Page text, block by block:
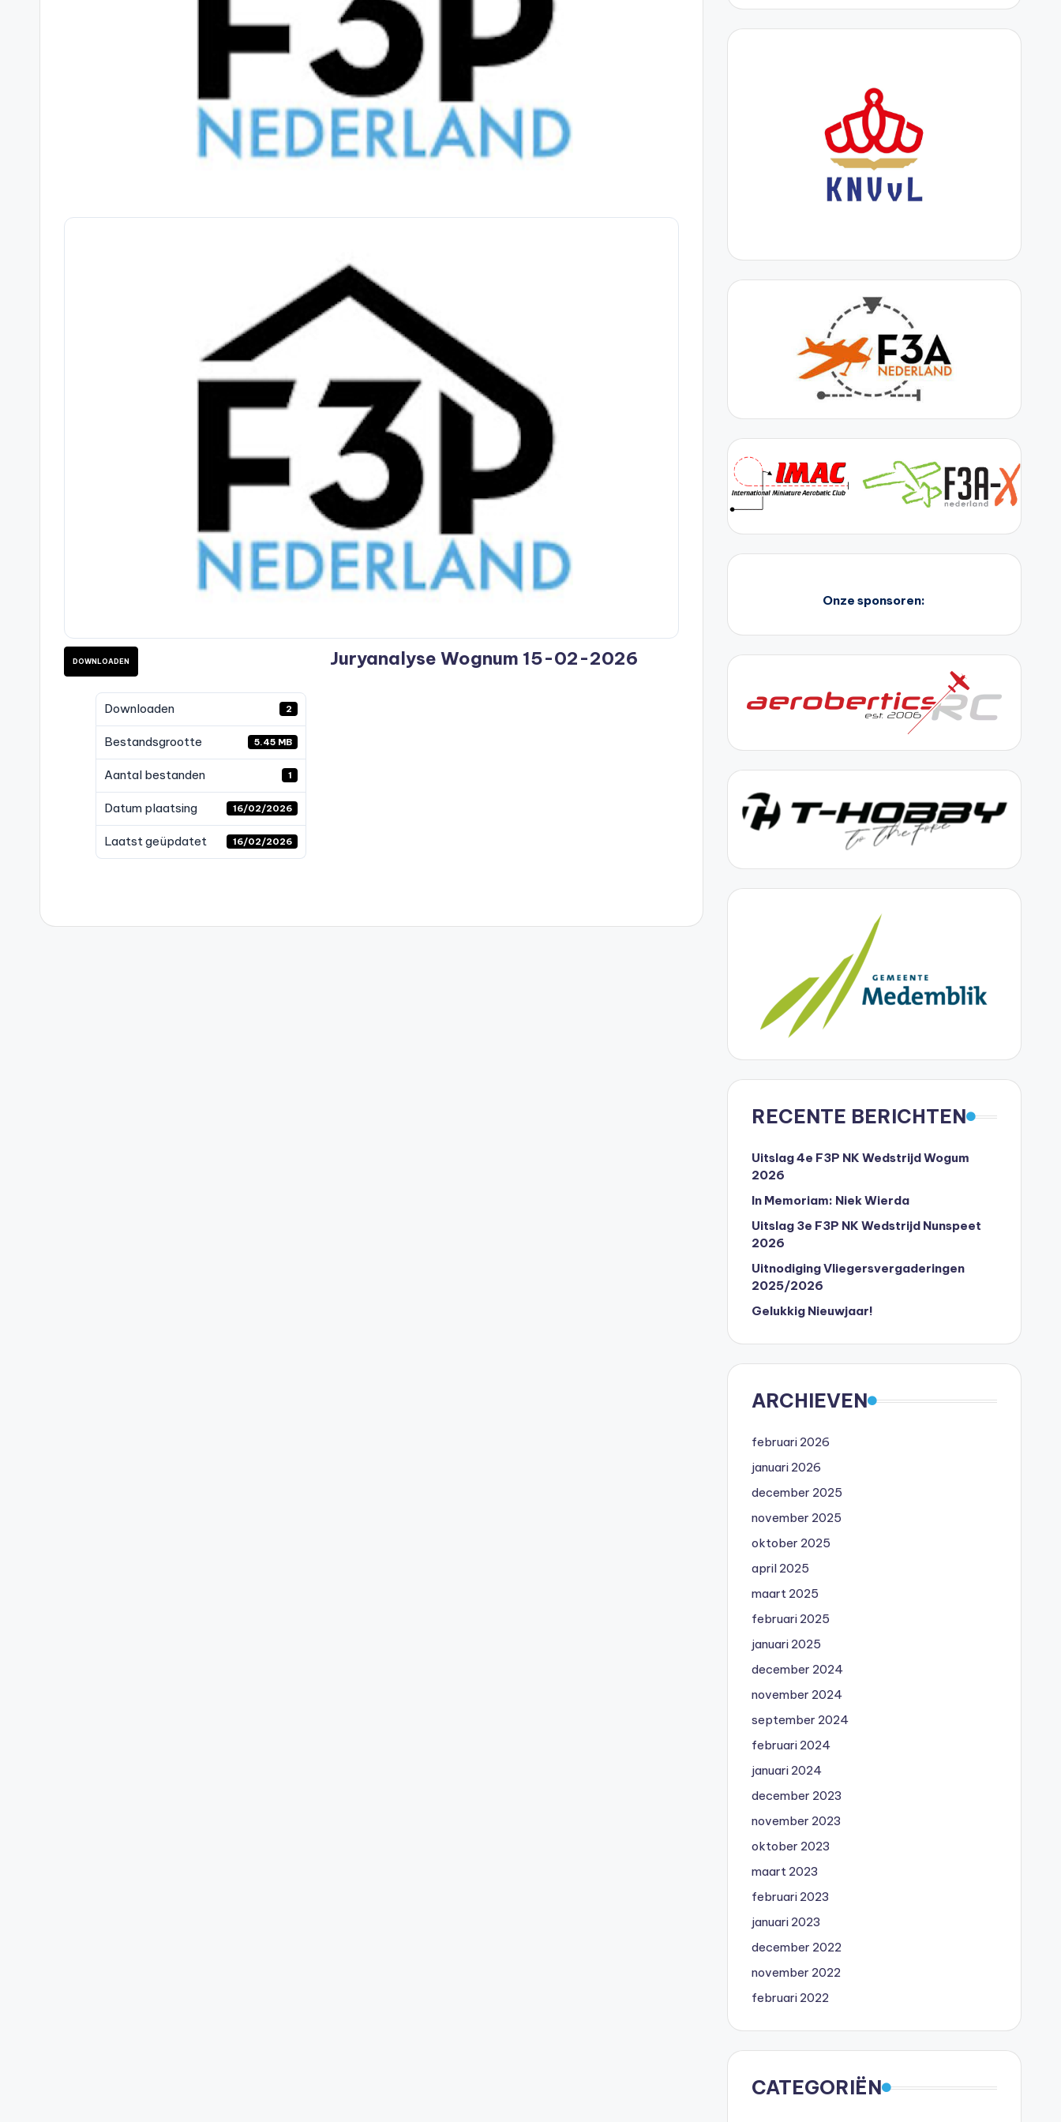
DOWNLOADEN
Downloaden 2
Bestandsgrootte 5.45 MB
Aantal bestanden 1
Datum plaatsing 16/02/2026
Laatst geüpdatet 16/02/2026
Juryanalyse Wognum 15-02-2026
Onze sponsoren:
RECENTE BERICHTEN
Uitslag 4e F3P NK Wedstrijd Wogum
2026
In Memoriam: Niek Wierda
Uitslag 3e F3P NK Wedstrijd Nunspeet
2026
Uitnodiging Vliegersvergaderingen
2025/2026
Gelukkig Nieuwjaar!
ARCHIEVEN
februari 2026
januari 2026
december 2025
november 2025
oktober 2025
april 2025
maart 2025
februari 2025
januari 2025
december 2024
november 2024
september 2024
februari 2024
januari 2024
december 2023
november 2023
oktober 2023
maart 2023
februari 2023
januari 2023
december 2022
november 2022
februari 2022
CATEGORIËN